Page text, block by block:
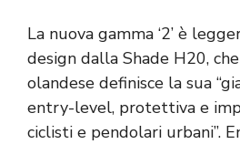
La nuova gamma ‘2’ è
design dalla Shade H20,
olandese definisce la sua
entry-level, protettiva e
ciclisti e pendolari urbani”.